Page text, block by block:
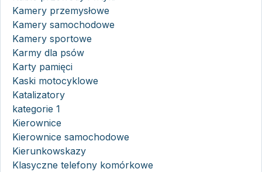
Kamery przemysłowe
Kamery samochodowe
Kamery sportowe
Karmy dla psów
Karty pamięci
Kaski motocyklowe
Katalizatory
kategorie 1
Kierownice
Kierownice samochodowe
Kierunkowskazy
Klasyczne telefony komórkowe